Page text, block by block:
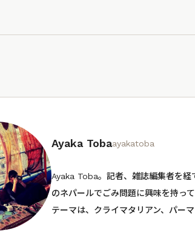
Ayaka Tobaayakatoba
Ayaka Toba。記者、雑誌編集者を
のネパールでごみ問題に興味を持っ
テーマは、クライマタリアン、パー